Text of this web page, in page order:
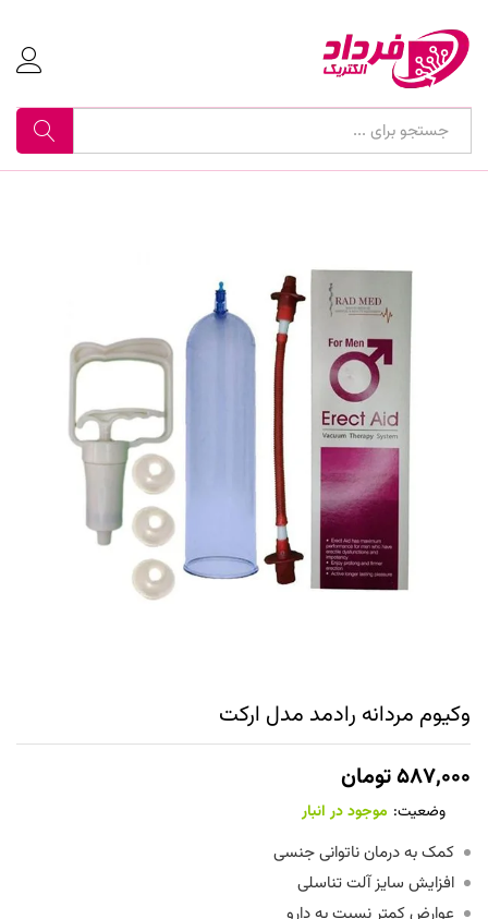
جستجو
وکیوم مردانه رادمد مدل ارکت
۵۸۷,۰۰۰تومان
وضعیت: موجود در انبار
کمک به درمان ناتوانی جنسی
افزایش سایز آلت تناسلی